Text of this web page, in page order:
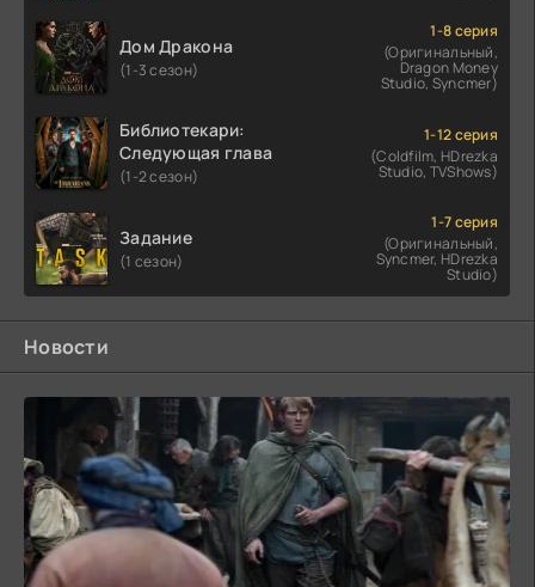
Дом Дракона
(1-3 сезон)
1-8 серия
(Оригинальный,
Dragon Money
Studio, Syncmer)
Библиотекари:
Следующая глава
(1-2 сезон)
1-12 серия
(Coldfilm, HDrezka
Studio, TVShows)
Задание
(1 сезон)
1-7 серия
(Оригинальный,
Syncmer, HDrezka
Studio)
Новости